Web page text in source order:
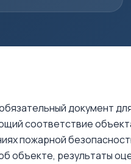
документ
соответствие
пожарной
объекте, результаты